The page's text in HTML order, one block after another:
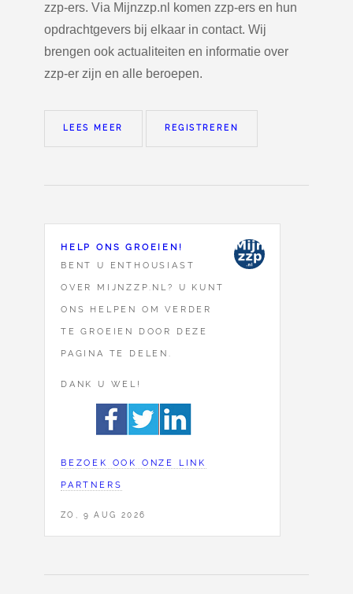
zzp-ers. Via Mijnzzp.nl komen zzp-ers en hun
opdrachtgevers bij elkaar in contact. Wij
brengen ook actualiteiten en informatie over
zzp-er zijn en alle beroepen.
LEES MEER REGISTREREN
HELP ONS GROEIEN!
BENT U ENTHOUSIAST
OVER MIJNZZP.NL? U KUNT
ONS HELPEN OM VERDER
TE GROEIEN DOOR DEZE
PAGINA TE DELEN.
DANK U WEL!
BEZOEK OOK ONZE LINK
PARTNERS
ZO, 9 AUG 2026